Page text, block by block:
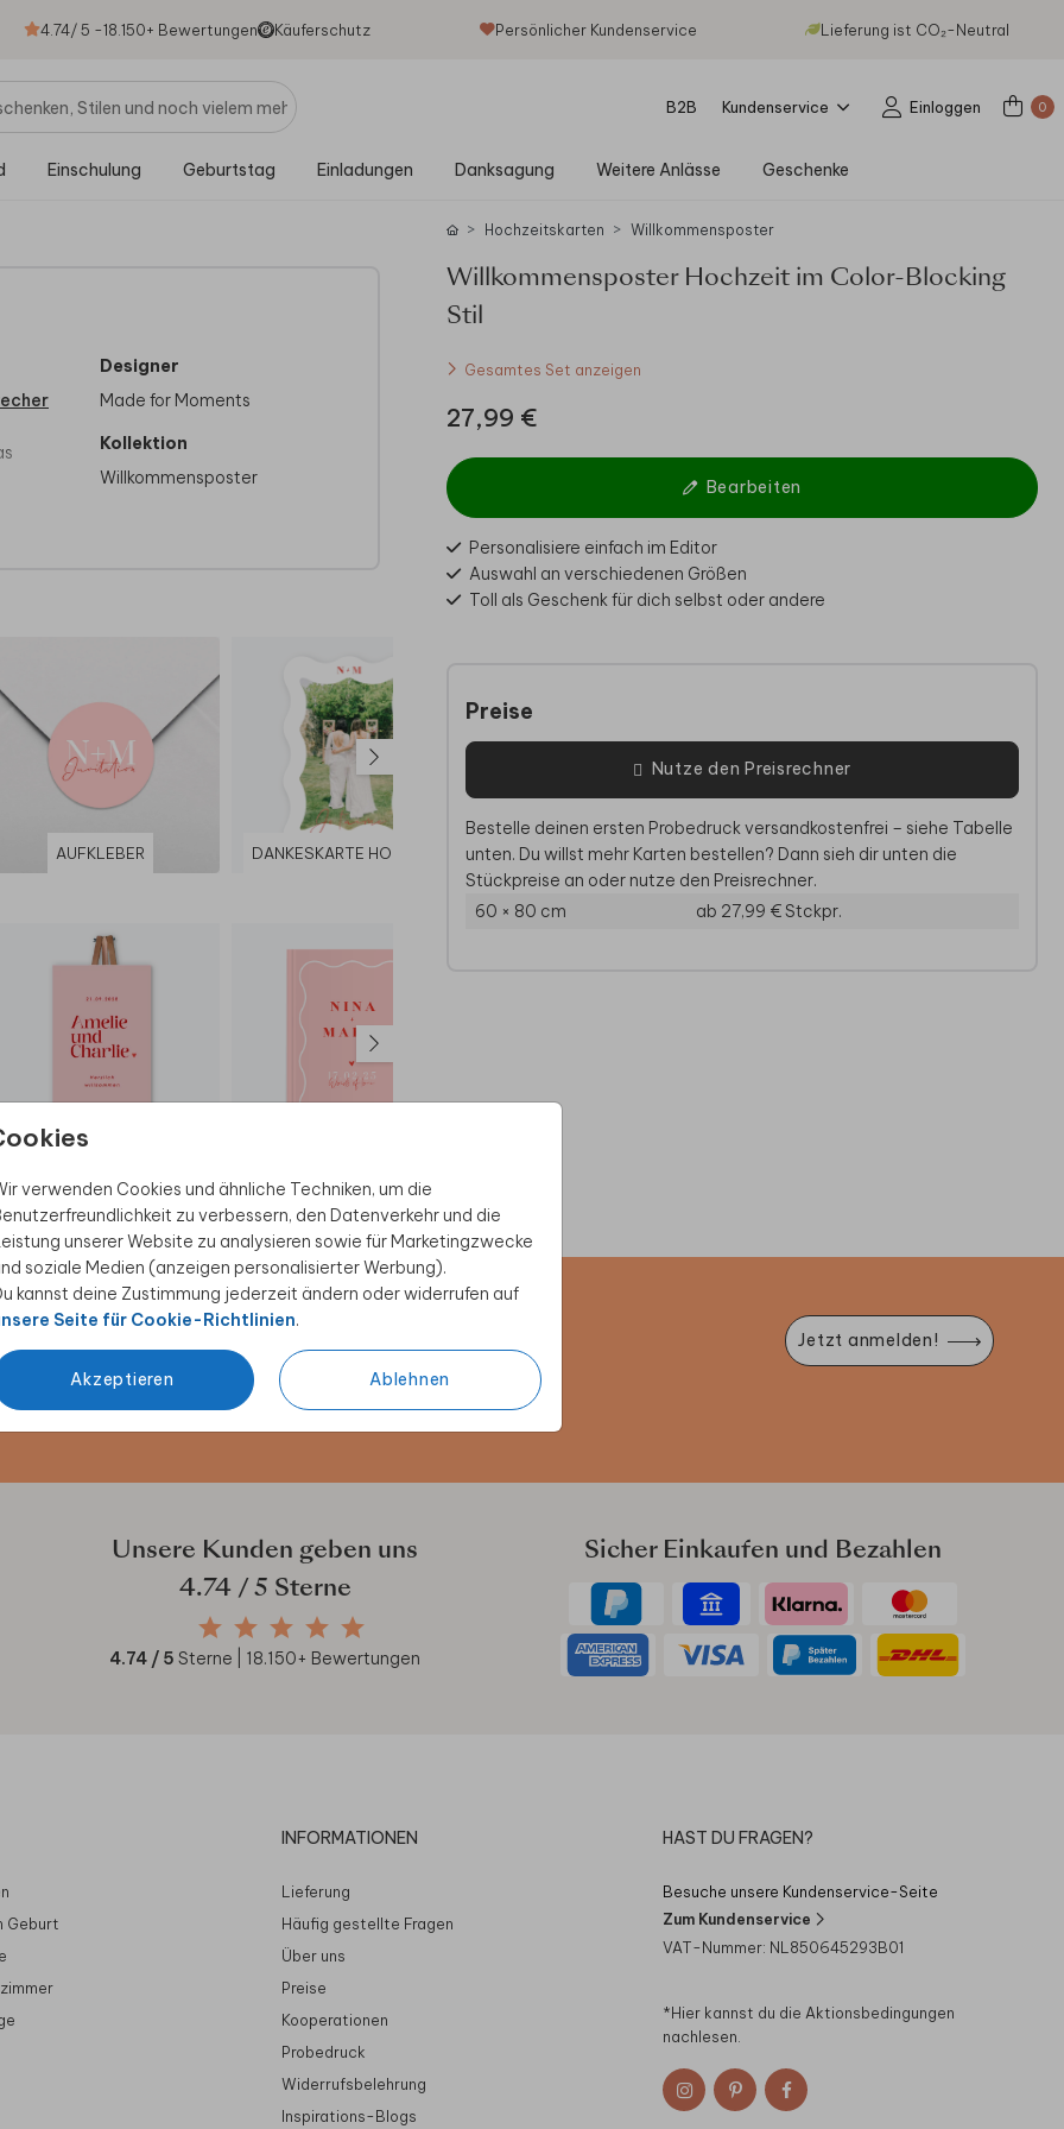
4.74/ 5 -18.150+ Bewertungen Käuferschutz Persönlicher Kundenservice Lieferung ist CO₂-Neutral
B2B Kundenservice Einloggen 0
Einschulung Geburtstag Einladungen Danksagung Weitere Anlässe Geschenke
verwenden Cookies und ähnliche Techniken, um die
zu verbessern, den Datenverkehr und die
unserer Website zu analysieren sowie für Marketingzwecke
soziale Medien (anzeigen personalisierter Werbung).
kannst deine Zustimmung jederzeit ändern oder widerrufen auf
Seite für Cookie-Richtlinien.
Akzeptieren Ablehnen
Designer
Made for Moments
Kollektion
Willkommensposter
AUFKLEBER DANKESKARTE HOCHZEIT HOCHZEITKARTE MENÜKARTE
WILLKOMMENSCHILD
Hochzeitskarten Willkommensposter
Willkommensposter Hochzeit im Color-Blocking
Stil
Gesamtes Set anzeigen
27,99 €
Bearbeiten
Personalisiere einfach im Editor
Auswahl an verschiedenen Größen
Toll als Geschenk für dich selbst oder andere
Preise
Nutze den Preisrechner
Bestelle deinen ersten Probedruck versandkostenfrei – siehe Tabelle
unten. Du willst mehr Karten bestellen? Dann sieh dir unten die
Stückpreise an oder nutze den Preisrechner.
60 × 80 cm
ab 27,99 €Stckpr.
Rabatt sichern
Angebote, kreative
Als Dankeschön
Jetzt anmelden!
Unsere Kunden geben uns
4.74/ 5 Sterne
4.74 / 5 Sterne | 18.150+ Bewertungen
Sicher Einkaufen und Bezahlen
Geburt
INFORMATIONEN
Lieferung
Häufig gestellte Fragen
Über uns
Preise
Kooperationen
Probedruck
Widerrufsbelehrung
Inspirations-Blogs
HAST DU FRAGEN?
Besuche unsere Kundenservice-Seite
Zum Kundenservice
VAT-Nummer: NL850645293B01
*Hier kannst du die Aktionsbedingungen
nachlesen.